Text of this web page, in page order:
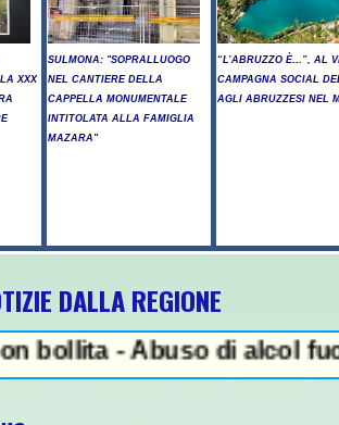
XXX
SULMONA: "SOPRALLUOGO
NEL CANTIERE DELLA
CAPPELLA MONUMENTALE
INTITOLATA ALLA FAMIGLIA
MAZARA"
“L’ABRUZZO È…”, AL
CAMPAGNA SOCIAL
AGLI ABRUZZESI NEL
DALLA REGIONE
Abuso di alcol fuori
NEWS IN